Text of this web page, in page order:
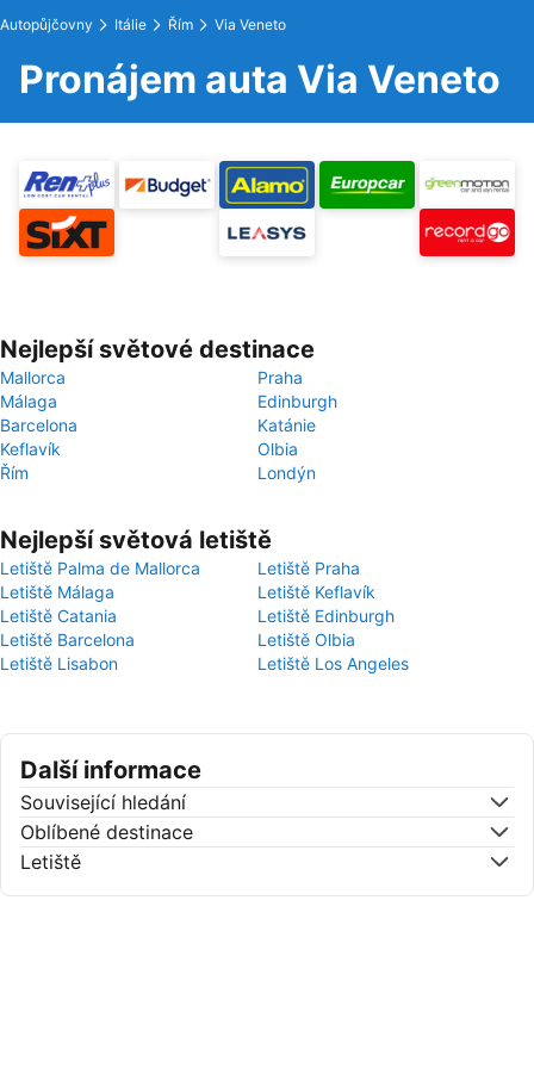
Autopůjčovny Itálie Řím Via Veneto
Pronájem auta Via Veneto
Nejlepší světové destinace
Mallorca
Praha
Málaga
Edinburgh
Barcelona
Katánie
Keflavík
Olbia
Řím
Londýn
Nejlepší světová letiště
Letiště Palma de Mallorca
Letiště Praha
Letiště Málaga
Letiště Keflavík
Letiště Catania
Letiště Edinburgh
Letiště Barcelona
Letiště Olbia
Letiště Lisabon
Letiště Los Angeles
Další informace
Související hledání
Oblíbené destinace
Letiště